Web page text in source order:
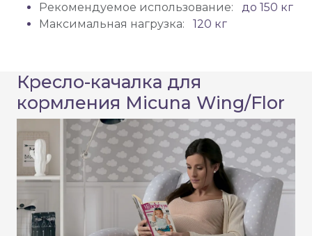
Рекомендуемое использование:
до 150 кг
Максимальная нагрузка:
120 кг
Кресло-качалка для
кормления Micuna Wing/Flor